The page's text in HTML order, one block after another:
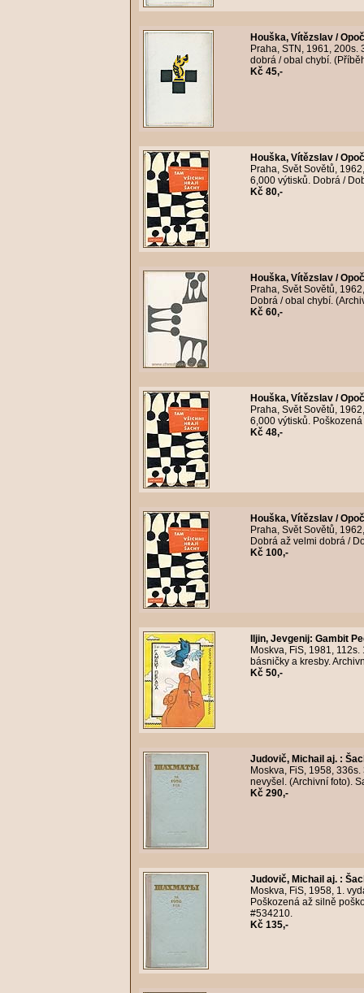
Houška, Vítězslav /
Praha, STN, 1961,
dobrá / obal chybí.
Kč 45,-
Houška, Vítězslav /
Praha, Svět Sovětů,
6,000 výtisků. Dobrá /
Kč 80,-
Houška, Vítězslav /
Praha, Svět Sovětů,
Dobrá / obal chybí.
Kč 60,-
Houška, Vítězslav /
Praha, Svět Sovětů,
6,000 výtisků.
Kč 48,-
Houška, Vítězslav /
Praha, Svět Sovětů,
Dobrá až velmi dobrá /
Kč 100,-
Iljin, Jevgenij: Gambit
Moskva, FiS, 1981,
básničky a kresby.
Kč 50,-
Judovič, Michail aj. :
Moskva, FiS, 1958,
nevyšel. (Archivní foto).
Kč 290,-
Judovič, Michail aj. :
Moskva, FiS, 1958, 1.
Poškozená až silně
#534210.
Kč 135,-